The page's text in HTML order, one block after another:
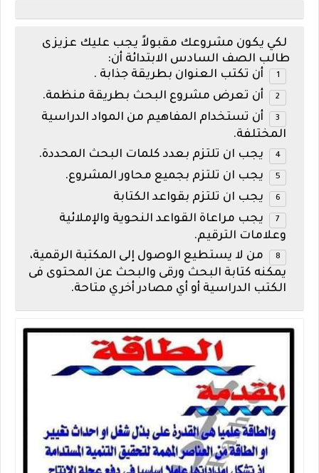
لكي يكون مشروعك مقبولاً يجب عليك عزيزى
طالب الصف السادس الابتدائة أن:
أن تكتب العنوان بطريقة جذابة .
أن تعرض مشروع البحث بطريقة منظمة.
أن تستخدام المفاهيم من المواد الدراسية
المختلفة.
يجب ان تلتزم بعدد كلمات البحث المحددة.
يجب ان تلتزم بجميع محاور المشروع.
يجب ان تلتزم بقواعد الكتابة
يجب مراعاة القواعد النحوية والإملائية
وعلامات الترقيم.
من لا يستطيع الوصول إلى المكتبة الرقمية،
يمكنه كتابة البحث ورقى والبحث عن المحتوى فى
الكتب الدراسية أو أي مصادر أخري متاحة.